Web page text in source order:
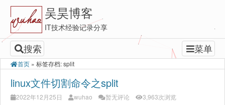
吴昊博客
IT技术经验记录分享
搜索 菜单
首页 » 标签存档: split
linux文件切割命令之split
2022年12月25日 wuhao 暂无评论 3,963次浏览